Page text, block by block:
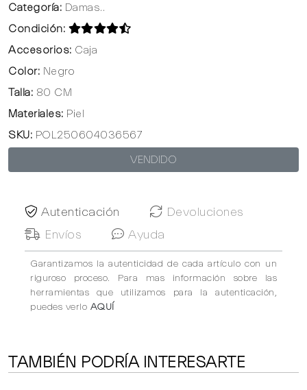
Categoría: Damas..
Condición:
Accesorios: Caja
Color: Negro
Talla: 80 CM
Materiales: Piel
SKU: POL250604036567
VENDIDO
Autenticación
Devoluciones
Envíos
Ayuda
Garantizamos la autenticidad de cada artículo con un
riguroso proceso. Para mas información sobre las
herramientas que utilizamos para la autenticación,
puedes verlo AQUÍ
TAMBIÉN PODRÍA INTERESARTE